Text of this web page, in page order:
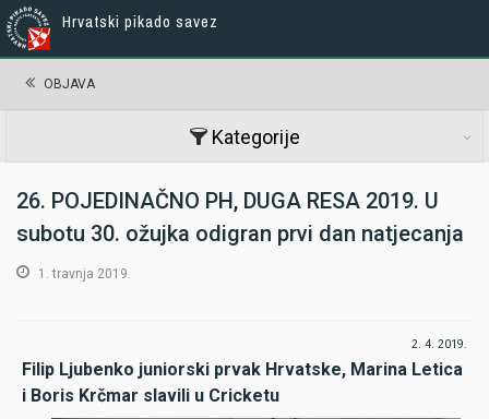
Hrvatski pikado savez
OBJAVA
Kategorije
26. POJEDINAČNO PH, DUGA RESA 2019. U
subotu 30. ožujka odigran prvi dan natjecanja
1. travnja 2019.
2. 4. 2019.
Filip Ljubenko juniorski prvak Hrvatske, Marina Letica
i Boris Krčmar slavili u Cricketu